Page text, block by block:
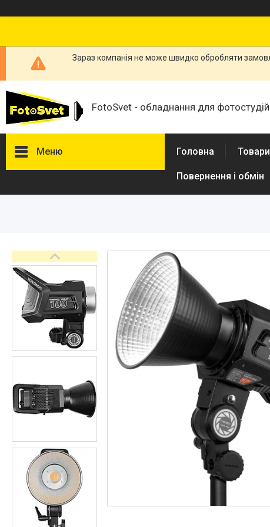
Зараз компанія не може швидко обробляти
FotoSvet - обладнання для фотостудій
Меню
Студійні парасольки
Студійне світло
Лампи для постійного та
імпульсного світла
Набори постійного світла для
фото і відео
Набори імпульсного світла
Фото відбивачі, тримачі для
Поворотні столики
Все для предметної зйомки
Кільцеві лампи, товари для
блогерів
Світлодіодні LED-панель,
відеосвітло
Підсвічування, накамерне
світло
Штативи для фотоапаратів і
Головна
Повернення і обмін